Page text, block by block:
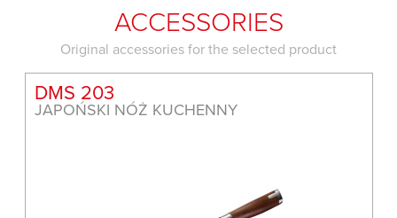
ACCESSORIES
Original accessories for the selected product
DMS 203
JAPOŃSKI NÓŻ KUCHENNY